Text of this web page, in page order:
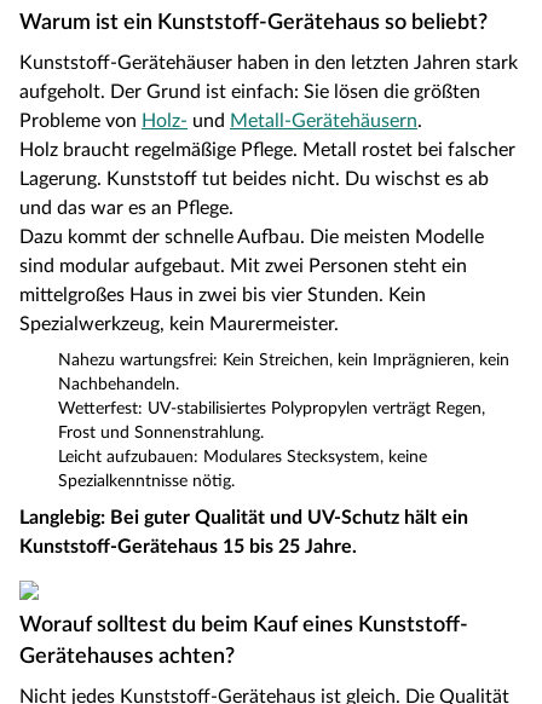
Warum ist ein Kunststoff-Gerätehaus so beliebt?
Kunststoff-Gerätehäuser haben in den letzten Jahren stark
aufgeholt. Der Grund ist einfach: Sie lösen die größten
Probleme von Holz- und Metall-Gerätehäusern.
Holz braucht regelmäßige Pflege. Metall rostet bei falscher
Lagerung. Kunststoff tut beides nicht. Du wischst es ab
und das war es an Pflege.
Dazu kommt der schnelle Aufbau. Die meisten Modelle
sind modular aufgebaut. Mit zwei Personen steht ein
mittelgroßes Haus in zwei bis vier Stunden. Kein
Spezialwerkzeug, kein Maurermeister.
Nahezu wartungsfrei: Kein Streichen, kein Imprägnieren, kein
Nachbehandeln.
Wetterfest: UV-stabilisiertes Polypropylen verträgt Regen,
Frost und Sonnenstrahlung.
Leicht aufzubauen: Modulares Stecksystem, keine
Spezialkenntnisse nötig.
Langlebig: Bei guter Qualität und UV-Schutz hält ein
Kunststoff-Gerätehaus 15 bis 25 Jahre.
Worauf solltest du beim Kauf eines Kunststoff-
Gerätehauses achten?
Nicht jedes Kunststoff-Gerätehaus ist gleich. Die Qualität